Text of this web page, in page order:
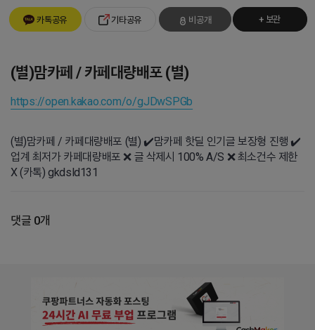
카톡공유 기타공유 비공개 + 보관
(별)맘카페 / 카페대량배포 (별)
https://open.kakao.com/o/gJDwSPGb
(별)맘카페 / 카페대량배포 (별) ✔️맘카페 핫딜 인기글 보장형 진행 ✔️
업계 최저가 카페대량배포 ❌ 글 삭제시 100% A/S ❌ 최소건수 제한
X (카톡) gkdsld131
댓글 0개